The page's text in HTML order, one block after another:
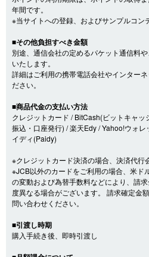
年間です。
※当サイトへの登録、およびサンプルコン
■その他負担すべき金額
別途、通信会社の定めるパケット通信料
いたします。
詳細はご利用の携帯電話会社やインター
ださい。
■商品代金の支払い方法
クレジットカード / BitCash(ビットキャッ
振込・口座発行) / 楽天Edy / Yahoo!ウォ
イディ(Paidy)
※クレジットカード決済の場合、決済代行
※JCB以外のカードをご利用の場合、米ド
の変動および為替手数料などにより、請
度異なる場合がございます。 請求確定金
問い合わせください。
■引渡し時期
購入手続き後、即時引渡し